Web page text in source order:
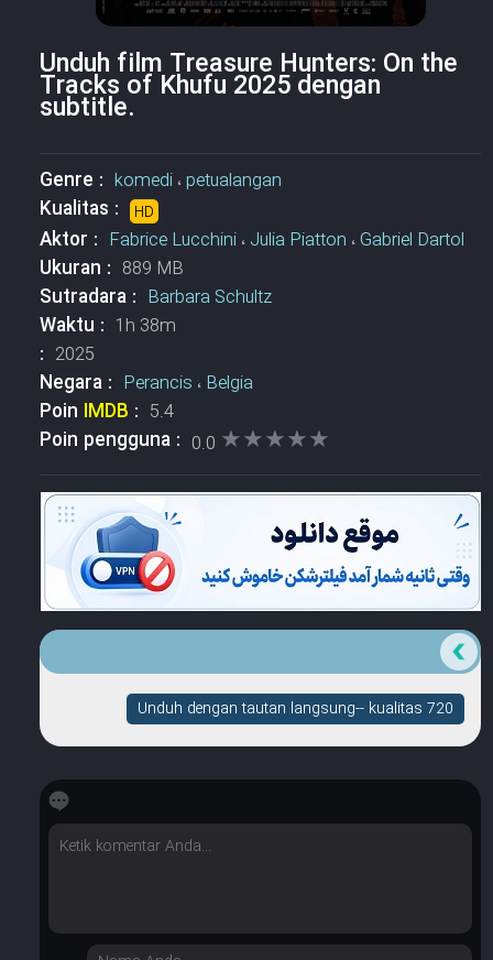
Unduh film Treasure Hunters: On the
Tracks of Khufu 2025 dengan
subtitle.
Genre : komedi،petualangan
Kualitas : HD
Aktor : Fabrice Lucchini، Julia Piatton ،Gabriel Dartol
Ukuran : 889 MB
Sutradara : Barbara Schultz
Waktu : 1h 38m
: 2025
Negara : Perancis ، Belgia
Poin IMDB : 5.4
Poin pengguna : 0.0 ★★★★★
★★★★★
Unduh dengan tautan langsung-- kualitas 720
Berapa banyak bintang yang dimilikinya?